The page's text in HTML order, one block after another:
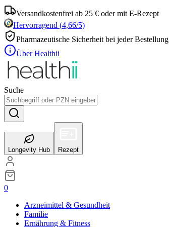
Versandkostenfrei ab 25 € oder mit E-Rezept
Hervorragend (4,66/5)
Pharmazeutische Sicherheit bei jeder Bestellung
Über Healthii
Suche
Longevity Hub Rezept
0
Arzneimittel & Gesundheit
Familie
Ernährung & Fitness